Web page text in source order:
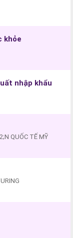
khỏe
nhập khẩu
QUỐC TẾ MỸ